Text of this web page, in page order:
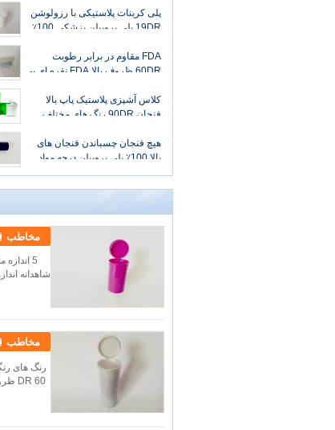
پلی کربنات پلاستیکی با رزولوشن
19DR پلی پروپیلن پزشکی 100٪
FDA مقاوم در برابر رطوبت
60DR ظروف بالا FDA نقره ای بی
کلاس آشپزی پلاستیک پاپ بالا
فنجان 90DR رنگ های مختلف
هوا
هیچ فنجان چسباندن فنجان های
بالا 100٪ پلی پروپیلن درجه مواد
ASTM
مخاطب
5
مخاطب
رنگ های
60 DR ظروف بالا با FDA مورد تایید اندازه های موجود مورد اندازه / میلیمتر وزن ناخالص تعداد / مورد اندازه مو...